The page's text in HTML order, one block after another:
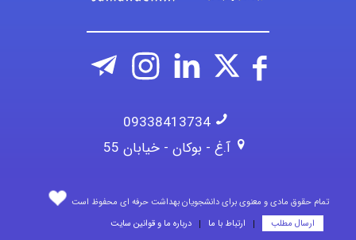
09338413734
آ.غ - بوکان - خیابان 55
تمام حقوق مادی و معنوی برای دانشجویان بهداشت حرفه ای محفوظ است
ارسال مطلب
ارتباط با ما درباره ما و قوانین سایت